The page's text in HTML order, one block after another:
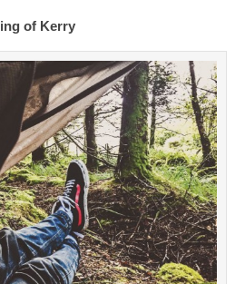
of Kerry